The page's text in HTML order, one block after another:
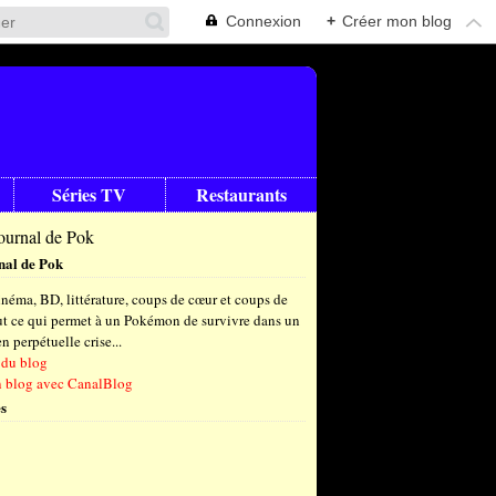
Connexion + Créer mon blog
Séries TV Restaurants
de Pok
BD, littérature, coups de cœur et coups de
ce qui permet à un Pokémon de survivre dans un
perpétuelle crise...
blog
blog avec CanalBlog